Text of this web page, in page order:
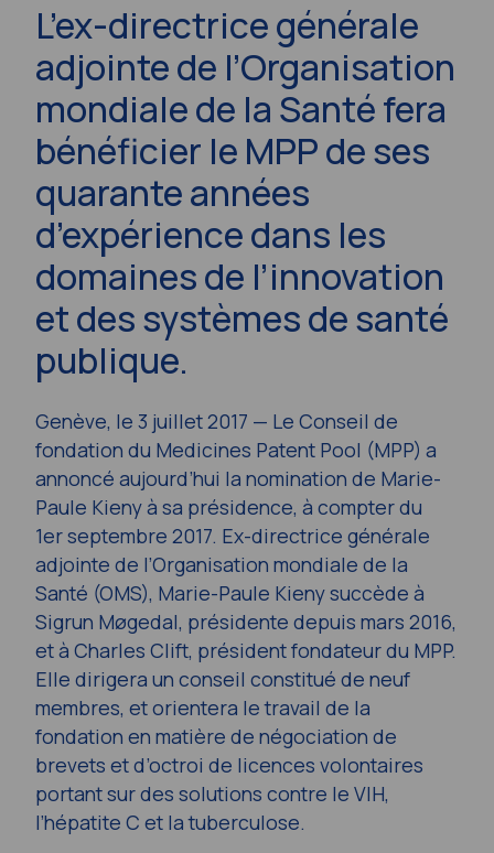
L’ex-directrice générale
adjointe de l’Organisation
mondiale de la Santé fera
bénéficier le MPP de ses
quarante années
d’expérience dans les
domaines de l’innovation
et des systèmes de santé
publique.
Genève, le 3 juillet 2017 — Le Conseil de
fondation du Medicines Patent Pool (MPP) a
annoncé aujourd’hui la nomination de Marie-
Paule Kieny à sa présidence, à compter du
1er septembre 2017. Ex-directrice générale
adjointe de l’Organisation mondiale de la
Santé (OMS), Marie-Paule Kieny succède à
Sigrun Møgedal, présidente depuis mars 2016,
et à Charles Clift, président fondateur du MPP.
Elle dirigera un conseil constitué de neuf
membres, et orientera le travail de la
fondation en matière de négociation de
brevets et d’octroi de licences volontaires
portant sur des solutions contre le VIH,
l’hépatite C et la tuberculose.